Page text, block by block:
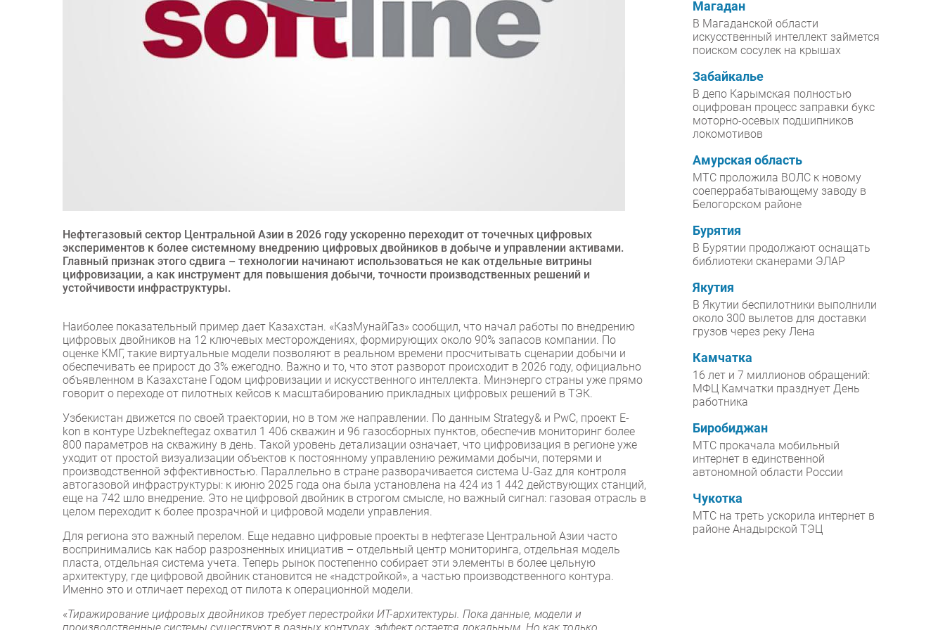
Нефтегазовый сектор Центральной Азии в 2026 году ускоренно переходит от точечных цифровых
экспериментов к более системному внедрению цифровых двойников в добыче и управлении активами.
Главный признак этого сдвига – технологии начинают использоваться не как отдельные витрины
цифровизации, а как инструмент для повышения добычи, точности производственных решений и
устойчивости инфраструктуры.
Наиболее показательный пример дает Казахстан. «КазМунайГаз» сообщил, что начал работы по внедрению
цифровых двойников на 12 ключевых месторождениях, формирующих около 90% запасов компании. По
оценке КМГ, такие виртуальные модели позволяют в реальном времени просчитывать сценарии добычи и
обеспечивать ее прирост до 3% ежегодно. Важно и то, что этот разворот происходит в 2026 году, официально
объявленном в Казахстане Годом цифровизации и искусственного интеллекта. Минэнерго страны уже прямо
говорит о переходе от пилотных кейсов к масштабированию прикладных цифровых решений в ТЭК.
Узбекистан движется по своей траектории, но в том же направлении. По данным Strategy& и PwC, проект E-
kon в контуре Uzbekneftegaz охватил 1 406 скважин и 96 газосборных пунктов, обеспечив мониторинг более
800 параметров на скважину в день. Такой уровень детализации означает, что цифровизация в регионе уже
уходит от простой визуализации объектов к постоянному управлению режимами добычи, потерями и
производственной эффективностью. Параллельно в стране разворачивается система U-Gaz для контроля
автогазовой инфраструктуры: к июню 2025 года она была установлена на 424 из 1 442 действующих станций,
еще на 742 шло внедрение. Это не цифровой двойник в строгом смысле, но важный сигнал: газовая отрасль в
целом переходит к более прозрачной и цифровой модели управления.
Для региона это важный перелом. Еще недавно цифровые проекты в нефтегазе Центральной Азии часто
воспринимались как набор разрозненных инициатив – отдельный центр мониторинга, отдельная модель
пласта, отдельная система учета. Теперь рынок постепенно собирает эти элементы в более цельную
архитектуру, где цифровой двойник становится не «надстройкой», а частью производственного контура.
Именно это и отличает переход от пилота к операционной модели.
«Тиражирование цифровых двойников требует перестройки ИТ-архитектуры. Пока данные, модели и
Магадан
В Магаданской области
искусственный интеллект займется
поиском сосулек на крышах
Забайкалье
В депо Карымская полностью
оцифрован процесс заправки букс
моторно-осевых подшипников
локомотивов
Амурская область
МТС проложила ВОЛС к новому
соеперрабатывающему заводу в
Белогорском районе
Бурятия
В Бурятии продолжают оснащать
библиотеки сканерами ЭЛАР
Якутия
В Якутии беспилотники выполнили
около 300 вылетов для доставки
грузов через реку Лена
Камчатка
16 лет и 7 миллионов обращений:
МФЦ Камчатки празднует День
работника
Биробиджан
МТС прокачала мобильный
интернет в единственной
автономной области России
Чукотка
МТС на треть ускорила интернет в
районе Анадырской ТЭЦ